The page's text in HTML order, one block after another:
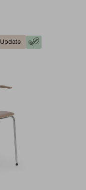
Update